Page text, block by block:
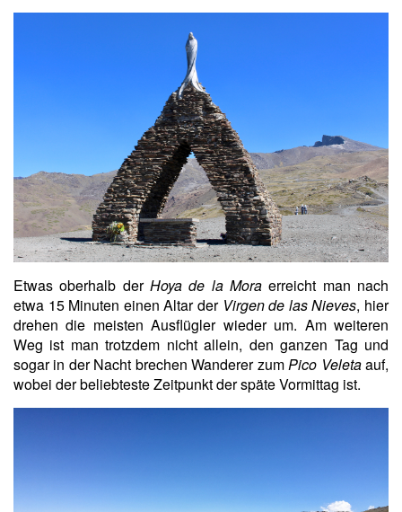
Etwas oberhalb der Hoya de la Mora erreicht man nach
etwa 15 Minuten einen Altar der Virgen de las Nieves, hier
drehen die meisten Ausflügler wieder um. Am weiteren
Weg ist man trotzdem nicht allein, den ganzen Tag und
sogar in der Nacht brechen Wanderer zumPico Veletaauf,
wobei der beliebteste Zeitpunkt der späte Vormittag ist.